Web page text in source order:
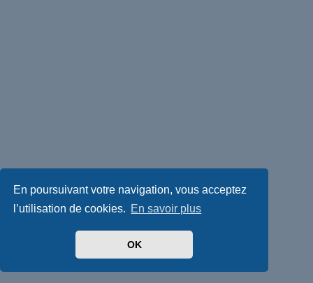
En poursuivant votre navigation, vous acceptez
l’utilisation de cookies. En savoir plus
OK